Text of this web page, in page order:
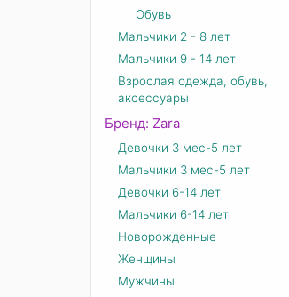
Обувь
Мальчики 2 - 8 лет
Мальчики 9 - 14 лет
Взрослая одежда, обувь,
аксессуары
Бренд: Zara
Девочки 3 мес-5 лет
Мальчики 3 мес-5 лет
Девочки 6-14 лет
Мальчики 6-14 лет
Новорожденные
Женщины
Мужчины